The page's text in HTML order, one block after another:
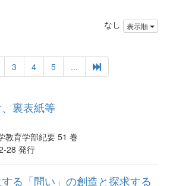
なし 表示順
3 4 5 ...
裏表紙等
教育学部紀要 51 巻
28 発行
る「問い」の創造と探求する